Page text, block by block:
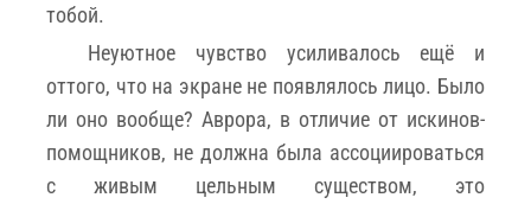
тобой.
Неуютное чувство усиливалось ещё и
оттого, что на экране не появлялось лицо. Было
ли оно вообще? Аврора, в отличие от искинов-
помощников, не должна была ассоциироваться
с живым цельным существом, это